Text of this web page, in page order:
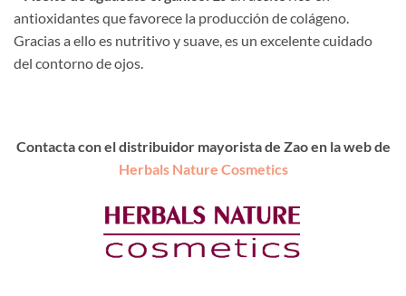
antioxidantes que favorece la producción de colágeno.
Gracias a ello es nutritivo y suave, es un excelente cuidado
del contorno de ojos.
Contacta con el distribuidor mayorista de Zao en la web de
Herbals Nature Cosmetics